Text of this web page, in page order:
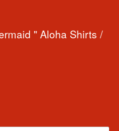
" Aloha Shirts /